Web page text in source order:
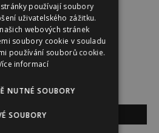
ČLÁNEK
ČLÁNKY
používají soubory
uživatelského zážitku.
webových stránek
soubory cookie v souladu
používání souborů cookie.
informací
NUTNÉ SOUBORY
SOUBORY